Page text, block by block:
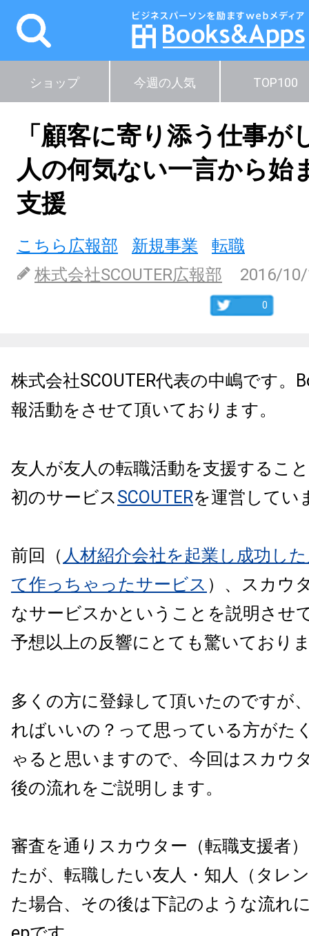
ショップ 今週の人気 TOP100
「顧客に寄り添う仕事が
人の何気ない一言から始
支援
こちら広報部 新規事業
転職
株式会社SCOUTER広報部
2016/
0
株式会社SCOUTER代表の中嶋です。
報活動をさせて頂いております。
友人が友人の転職活動を支援するこ
初のサービスSCOUTERを運営してい
前回（ 人材紹介会社を起業し成功し
て作っちゃったサービス ）、スカウ
なサービスかということを説明させ
予想以上の反響にとても驚いており
多くの方に登録して頂いたのですが
ればいいの？って思っている方がた
ゃると思いますので、今回はスカウ
後の流れをご説明します。
審査を通りスカウター （転職支援者）
たが、転職したい友人・知人（タレ
た場合、その後は下記のような流れ